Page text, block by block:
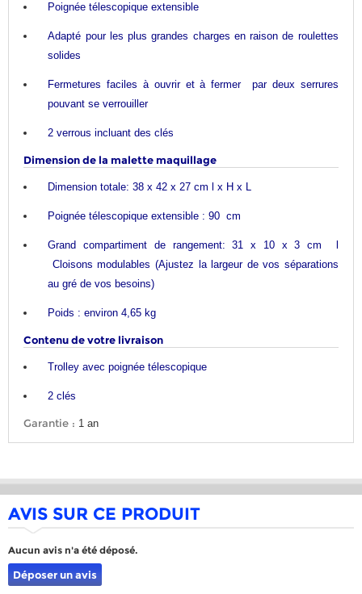
Poignée télescopique extensible
Adapté pour les plus grandes charges en raison de roulettes
solides
Fermetures faciles à ouvrir et à fermer par deux serrures
pouvant se verrouiller
2 verrous incluant des clés
Dimension de la malette maquillage
Dimension totale: 38 x 42 x 27 cm l x H x L
Poignée télescopique extensible : 90 cm
Grand compartiment de rangement: 31 x 10 x 3 cm l
Cloisons modulables (Ajustez la largeur de vos séparations
au gré de vos besoins)
Poids : environ 4,65 kg
Contenu de votre livraison
Trolley avec poignée télescopique
2 clés
Garantie : 1 an
AVIS SUR CE PRODUIT
Aucun avis n'a été déposé.
Déposer un avis